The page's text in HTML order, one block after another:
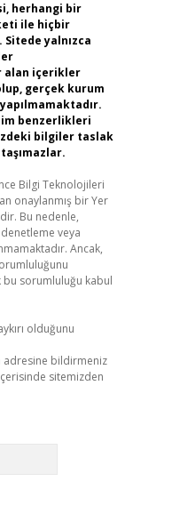
herhangi bir
ile hiçbir
Sitede yalnızca
alan içerikler
gerçek kurum
benzerlikleri
bilgiler taslak
Bilgi Teknolojileri
onaylanmış bir Yer
Bu nedenle,
veya
Ancak,
bu sorumluluğu kabul
olduğunu
adresine bildirmeniz
sitemizden